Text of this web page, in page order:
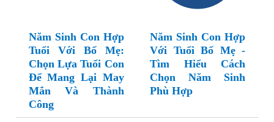
Năm Sinh Con Hợp
Tuổi Với Bố Mẹ:
Chọn Lựa Tuổi Con
Để Mang Lại May
Mắn Và Thành
Công
Năm Sinh Con Hợp
Với Tuổi Bố Mẹ -
Tìm Hiểu Cách
Chọn Năm Sinh
Phù Hợp